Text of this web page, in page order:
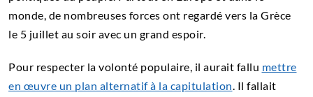
monde, de nombreuses forces ont regardé vers la Grèce
le 5 juillet au soir avec un grand espoir.
Pour respecter la volonté populaire, il aurait fallu mettre
en œuvre un plan alternatif à la capitulation. Il fallait